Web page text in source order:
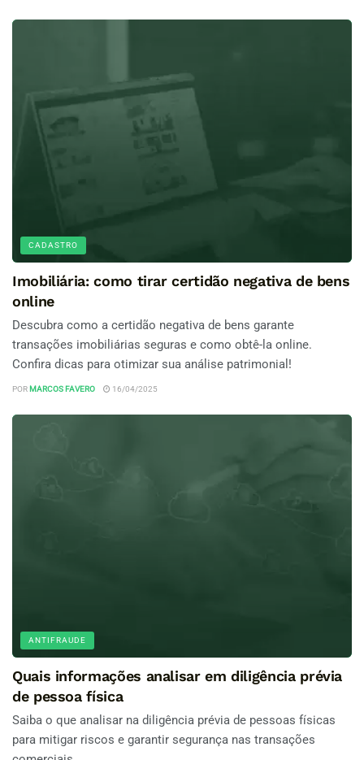
CADASTRO
Imobiliária: como tirar certidão negativa de bens
online
Descubra como a certidão negativa de bens garante
transações imobiliárias seguras e como obtê-la online.
Confira dicas para otimizar sua análise patrimonial!
POR MARCOS FAVERO 16/04/2025
ANTIFRAUDE
Quais informações analisar em diligência prévia
de pessoa física
Saiba o que analisar na diligência prévia de pessoas físicas
para mitigar riscos e garantir segurança nas transações